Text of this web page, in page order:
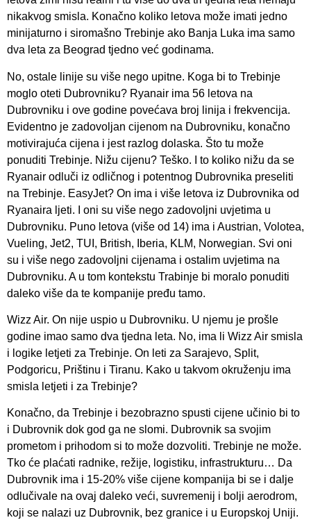
nikakvog smisla. Konačno koliko letova može imati jedno
minijaturno i siromašno Trebinje ako Banja Luka ima samo
dva leta za Beograd tjedno već godinama.
No, ostale linije su više nego upitne. Koga bi to Trebinje
moglo oteti Dubrovniku? Ryanair ima 56 letova na
Dubrovniku i ove godine povećava broj linija i frekvencija.
Evidentno je zadovoljan cijenom na Dubrovniku, konačno
motivirajuća cijena i jest razlog dolaska. Što tu može
ponuditi Trebinje. Nižu cijenu? Teško. I to koliko nižu da se
Ryanair odluči iz odličnog i potentnog Dubrovnika preseliti
na Trebinje. EasyJet? On ima i više letova iz Dubrovnika od
Ryanaira ljeti. I oni su više nego zadovoljni uvjetima u
Dubrovniku. Puno letova (više od 14) ima i Austrian, Volotea,
Vueling, Jet2, TUI, British, Iberia, KLM, Norwegian. Svi oni
su i više nego zadovoljni cijenama i ostalim uvjetima na
Dubrovniku. A u tom kontekstu Trabinje bi moralo ponuditi
daleko više da te kompanije pređu tamo.
Wizz Air. On nije uspio u Dubrovniku. U njemu je prošle
godine imao samo dva tjedna leta. No, ima li Wizz Air smisla
i logike letjeti za Trebinje. On leti za Sarajevo, Split,
Podgoricu, Prištinu i Tiranu. Kako u takvom okruženju ima
smisla letjeti i za Trebinje?
Konačno, da Trebinje i bezobrazno spusti cijene učinio bi to
i Dubrovnik dok god ga ne slomi. Dubrovnik sa svojim
prometom i prihodom si to može dozvoliti. Trebinje ne može.
Tko će plaćati radnike, režije, logistiku, infrastrukturu… Da
Dubrovnik ima i 15-20% više cijene kompanija bi se i dalje
odlučivale na ovaj daleko veći, suvremenij i bolji aerodrom,
koji se nalazi uz Dubrovnik, bez granice i u Europskoj Uniji.